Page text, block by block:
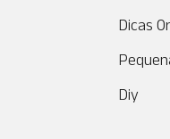
Dicas
Diy